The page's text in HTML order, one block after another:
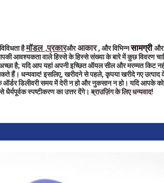
हैमॉडल ,प्रकारऔर आकार , और विभिन्नसामग्री
आवश्यकता वाले हिस्से के हिस्से संख्या के बारे में कुछ विवरण
है; यदि आप यहां अपनी इच्छित ऑयल सील और मरम्मत किट
धन्यवाद! इसलिए, खरीदने से पहले, कृपया खरीदे गए उत्पाद
ऑर्डर डिलीवरी समय में देरी न हो और नुकसान न हो। यदि
धैर्यपूर्वक स्पष्टीकरण का उत्तर देंगे।ब्राउज़िंग के लिए धन्यवाद!